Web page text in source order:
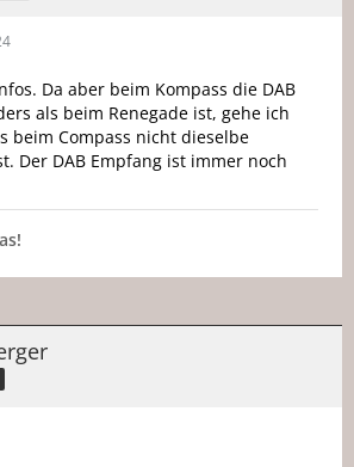
Da aber beim Kompass die DAB
als beim Renegade ist, gehe ich
beim Compass nicht dieselbe
Der DAB Empfang ist immer noch